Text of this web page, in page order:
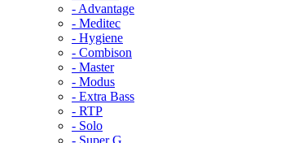
- Advantage
- Meditec
- Hygiene
- Combison
- Master
- Modus
- Extra Bass
- RTP
- Solo
- Super G